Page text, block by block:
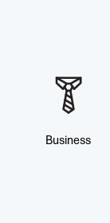
Business